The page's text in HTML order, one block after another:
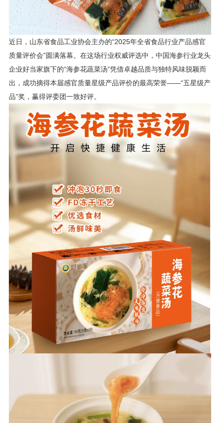
近日，山东省食品工业协会主办的“2025年全省食品行业产品感官
质量评价会”圆满落幕。在这场行业权威评选中，中国海参行业龙头
企业好当家旗下的“海参花蔬菜汤”凭借卓越品质与独特风味脱颖而
出，成功摘得本届感官质量星级产品评价的最高荣誉——“五星级产
品”奖，赢得评委团一致好评。